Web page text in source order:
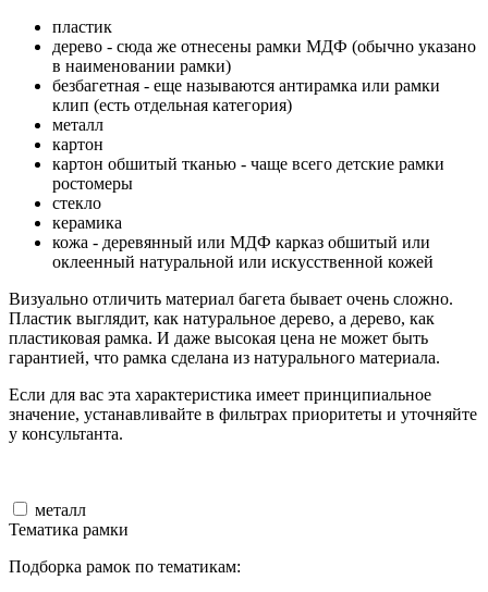
пластик
дерево - сюда же отнесены рамки МДФ (обычно указано
в наименовании рамки)
безбагетная - еще называются антирамка или рамки
клип (есть отдельная категория)
металл
картон
картон обшитый тканью - чаще всего детские рамки
ростомеры
стекло
керамика
кожа - деревянный или МДФ карказ обшитый или
оклеенный натуральной или искусственной кожей
Визуально отличить материал багета бывает очень сложно.
Пластик выглядит, как натуральное дерево, а дерево, как
пластиковая рамка. И даже высокая цена не может быть
гарантией, что рамка сделана из натурального материала.
Если для вас эта характеристика имеет принципиальное
значение, устанавливайте в фильтрах приоритеты и уточняйте
у консультанта.
металл
Тематика рамки
Подборка рамок по тематикам: